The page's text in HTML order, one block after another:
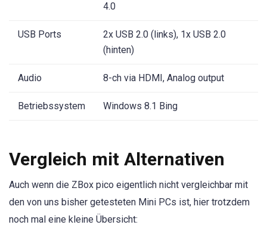
4.0
USB Ports
2x USB 2.0 (links), 1x USB 2.0
(hinten)
Audio 8-ch via HDMI, Analog output
Betriebssystem Windows 8.1 Bing
Vergleich mit Alternativen
Auch wenn die ZBox pico eigentlich nicht vergleichbar mit
den von uns bisher getesteten Mini PCs ist, hier trotzdem
noch mal eine kleine Übersicht: